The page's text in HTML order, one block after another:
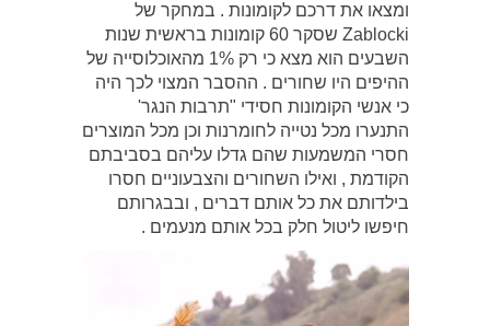
ומצאו את דרכם לקומונות . במחקר של
Zablocki שסקר 60 קומונות בראשית שנות
השבעים הוא מצא כי רק 1% מהאוכלוסייה של
ההיפים היו שחורים . ההסבר המצוי לכך היה
כי אנשי הקומונות חסידי "תרבות הנגר'
התנערו מכל נטייה לחומרנות וכן מכל המוצרים
חסרי המשמעות שהם גדלו עליהם בסביבתם
הקודמת , ואילו השחורים והצבעוניים חסרו
בילדותם את כל אותם דברים , ובבגרותם
חיפשו ליטול חלק בכל אותם מנעמים .